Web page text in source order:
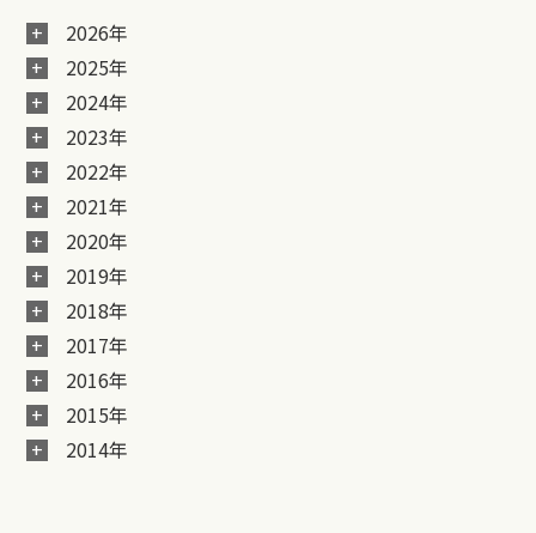
2026年
2025年
2024年
2023年
2022年
2021年
2020年
2019年
2018年
2017年
2016年
2015年
2014年